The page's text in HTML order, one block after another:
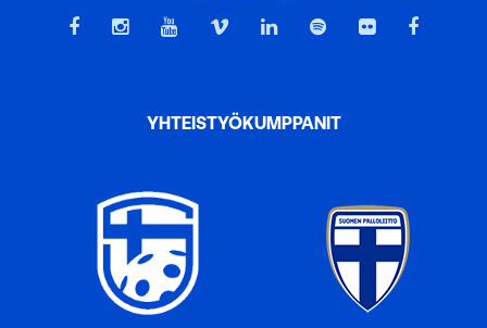
YHTEISTYÖKUMPPANIT